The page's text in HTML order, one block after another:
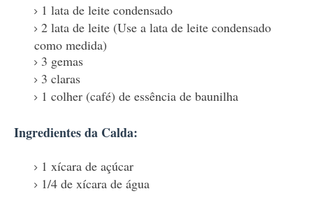
1 lata de leite condensado
2 lata de leite (Use a lata de leite condensado
como medida)
3 gemas
3 claras
1 colher (café) de essência de baunilha
Ingredientes da Calda:
1 xícara de açúcar
1/4 de xícara de água